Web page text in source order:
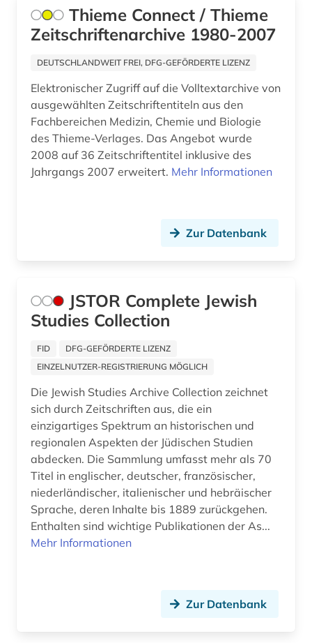
ukraine (1)
umwelt (1)
verlagsdatenbank (1)
volkswirtschaft (1)
volltext (4)
wirtschaftswissenschaften (3)
wissenschaftsgeschichte (1)
zeitschrift (50)
zeitschriftenartikel (1)
zeitschriftenaufsatz (172)
zeitung (3)
zeitungsartikel (6)
Thieme Connect / Thieme
Zeitschriftenarchive 1980-2007
DEUTSCHLANDWEIT FREI, DFG-GEFÖRDERTE LIZENZ
Elektronischer Zugriff auf die Volltextarchive von
ausgewählten Zeitschriftentiteln aus den
Fachbereichen Medizin, Chemie und Biologie
des Thieme-Verlages. Das Angebot wurde
2008 auf 36 Zeitschriftentitel inklusive des
Jahrgangs 2007 erweitert. Mehr Informationen
Zur Datenbank
JSTOR Complete Jewish
Studies Collection
FID
DFG-GEFÖRDERTE LIZENZ
EINZELNUTZER-REGISTRIERUNG MÖGLICH
Die Jewish Studies Archive Collection zeichnet
sich durch Zeitschriften aus, die ein
einzigartiges Spektrum an historischen und
regionalen Aspekten der Jüdischen Studien
abdecken. Die Sammlung umfasst mehr als 70
Titel in englischer, deutscher, französischer,
niederländischer, italienischer und hebräischer
Sprache, deren Inhalte bis 1889 zurückgehen.
Enthalten sind wichtige Publikationen der As...
Mehr Informationen
Zur Datenbank